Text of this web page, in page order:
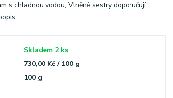
s chladnou vodou, Vlněné sestry doporučují
Skladem 2 ks
730,00 Kč / 100 g
100 g